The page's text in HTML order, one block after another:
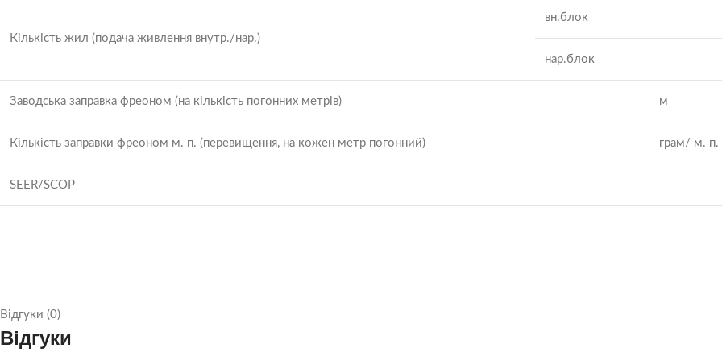
Кількість жил (подача живлення внутр./нар.)
вн.блок
нар.блок
Заводська заправка фреоном (на кількість погонних метрів) м
Кількість заправки фреоном м. п. (перевищення, на кожен метр погонний) грам/ м. п.
SEER/SCOP
Відгуки (0)
Відгуки